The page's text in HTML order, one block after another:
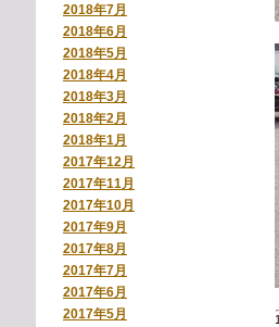
2018年7月
2018年6月
2018年5月
2018年4月
2018年3月
2018年2月
2018年1月
2017年12月
2017年11月
2017年10月
2017年9月
2017年8月
2017年7月
2017年6月
2017年5月